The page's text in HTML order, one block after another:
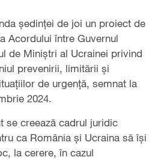
ședinței de joi un proiect de
Acordului între Guvernul
de Miniștri al Ucrainei privind
prevenirii, limitării și
de urgență, semnat la
2024.
se creează cadrul juridic
ca România și Ucraina să își
la cerere, în cazul